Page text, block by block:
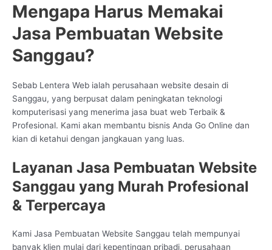
Mengapa Harus Memakai
Jasa Pembuatan Website
Sanggau?
Sebab Lentera Web ialah perusahaan website desain di
Sanggau, yang berpusat dalam peningkatan teknologi
komputerisasi yang menerima jasa buat web Terbaik &
Profesional. Kami akan membantu bisnis Anda Go Online dan
kian di ketahui dengan jangkauan yang luas.
Layanan Jasa Pembuatan Website
Sanggau yang Murah Profesional
& Terpercaya
Kami Jasa Pembuatan Website Sanggau telah mempunyai
banyak klien mulai dari kepentingan pribadi, perusahaan
Online